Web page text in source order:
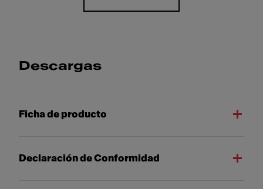
Descargas
Ficha de producto
Declaración de Conformidad